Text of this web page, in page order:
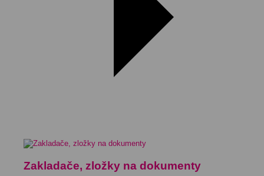
Zakladače, zložky na dokumenty